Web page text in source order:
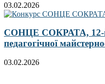
03.02.2026
СОНЦЕ СОКРАТА, 12-й
педагогічної
03.02.2026